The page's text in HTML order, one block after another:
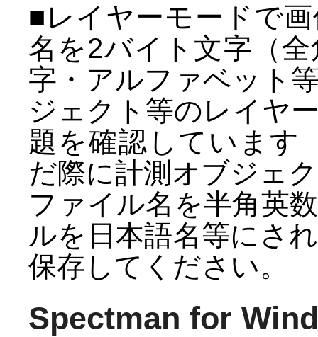
■レイヤーモードで
名を2バイト文字（
字・アルファベット
ジェクト等のレイヤ
題を確認しています
だ際に計測オブジェ
ファイル名を半角英
ルを日本語名等にさ
保存してください。
Spectman for